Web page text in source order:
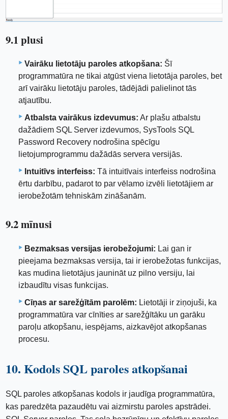
9.1 plusi
Vairāku lietotāju paroles atkopšana: Šī
programmatūra ne tikai atgūst viena lietotāja paroles, bet
arī vairāku lietotāju paroles, tādējādi palielinot tās
atjautību.
Atbalsta vairākus izdevumus: Ar plašu atbalstu
dažādiem SQL Server izdevumos, SysTools SQL
Password Recovery nodrošina spēcīgu
lietojumprogrammu dažādās servera versijās.
Intuitīvs interfeiss: Tā intuitīvais interfeiss nodrošina
ērtu darbību, padarot to par vēlamo izvēli lietotājiem ar
ierobežotām tehniskām zināšanām.
9.2 mīnusi
Bezmaksas versijas ierobežojumi: Lai gan ir
pieejama bezmaksas versija, tai ir ierobežotas funkcijas,
kas mudina lietotājus jaunināt uz pilno versiju, lai
izbaudītu visas funkcijas.
Cīņas ar sarežģītām parolēm: Lietotāji ir ziņojuši, ka
programmatūra var cīnīties ar sarežģītāku un garāku
paroļu atkopšanu, iespējams, aizkavējot atkopšanas
procesu.
10. Kodols SQL paroles atkopšanai
SQL paroles atkopšanas kodols ir jaudīga programmatūra,
kas paredzēta pazaudētu vai aizmirstu paroles apstrādei.